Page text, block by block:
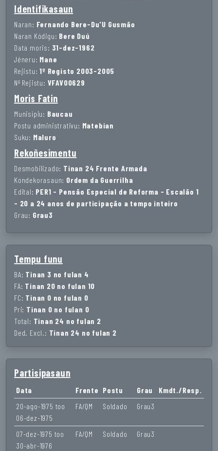
Identifikasaun
Naran: Fernando Bere-Du'U Gusmão
Naran Kódigu: Bere Duú
Data moris: 31-dez-1962
Jéneru: Mane
Rejistu: 1º Registo 2003-2005
Nº Rejistu: VFAV00629
Moris Fatin
Munisípiu: Baucau
Postu administrativu: Matebian
Suku: Maluro
Rekoñesimentu
Desmobilizado: Tinan 24 Frente Armada
Kondekorasaun: Ordem da Guerrilha
Edital: PER1 - Pensão Especial de Reforma - Escalão 1
- 20 a 24 anos de participação a tempo inteiro
Grau: Grau3
Tempu funu
BA: Tinan 3 no fulan 4
FA: Tinan 20 no fulan 10
FC: Tinan 0 no fulan 0
Pri: Tinan 0 no fulan 0
Total: Tinan 24 no fulan 2
Ded. Excl.: Tinan 24 no fulan 2
Partisipasaun
Data Frente Postu Grau
Kmdt./Resp.
20-ago-1975 too
06-dez-1975
FA/QM Soldado Grau3
07-dez-1975 too
30-abr-1976
FA/QM Soldado Grau3